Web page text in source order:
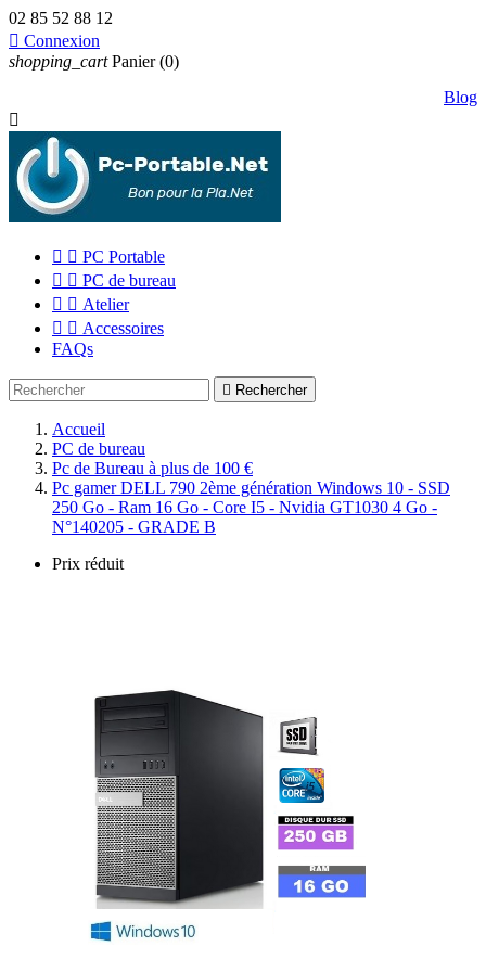
02 85 52 88 12
 Connexion
shopping_cart Panier (0)
Blog

  PC Portable
  PC de bureau
  Atelier
  Accessoires
FAQs
 Rechercher
Accueil
PC de bureau
Pc de Bureau à plus de 100 €
Pc gamer DELL 790 2ème génération Windows 10 - SSD
250 Go - Ram 16 Go - Core I5 - Nvidia GT1030 4 Go -
N°140205 - GRADE B
Prix réduit